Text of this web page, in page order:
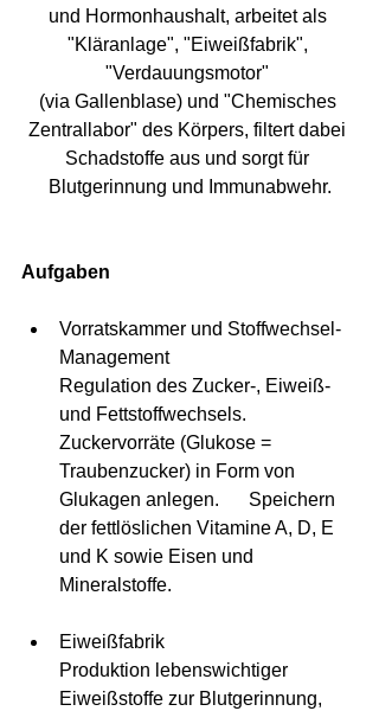
und Hormonhaushalt, arbeitet als
"Kläranlage", "Eiweißfabrik",
"Verdauungsmotor"
(via Gallenblase) und "Chemisches
Zentrallabor" des Körpers, filtert dabei
Schadstoffe aus und sorgt für
Blutgerinnung und Immunabwehr.
Aufgaben
Vorratskammer und Stoffwechsel-
Regulation des Zucker-, Eiweiß-
Zuckervorräte (Glukose =
Traubenzucker) in Form von
Glukagen anlegen.  	Speichern
der fettlöslichen Vitamine A, D, E
und K sowie Eisen und
Mineralstoffe.
Produktion lebenswichtiger
Eiweißstoffe zur Blutgerinnung,